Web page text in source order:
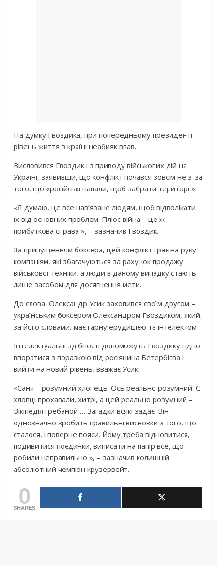
На думку Гвоздика, при попередньому президенті
рівень життя в країні неабияк впав.
Висловився Гвоздик і з приводу військових дій на
Україні, заявивши, що конфлікт почався зовсім не з-за
того, що «російські напали, щоб забрати території».
«Я думаю, це все нав’язане людям, щоб відволікати
їх від основних проблем. Плюс війна – це ж
прибуткова справа », – зазначив Гвоздик.
За припущенням боксера, цей конфлікт грає на руку
компаніям, які збагачуються за рахунок продажу
військової техніки, а люди в даному випадку стають
лише засобом для досягнення мети.
До слова, Олександр Усик захопився своїм другом –
українським боксером Олександром Гвоздиком, який,
за його словами, має гарну ерудицією та інтелектом
Інтелектуальні здібності допоможуть Гвоздику гідно
впоратися з поразкою від росіянина Бетербієва і
вийти на новий рівень, вважає Усик.
«Саня – розумний хлопець. Ось реально розумний. Є
хлопці прохавали, хитрі, а цей реально розумний –
Вікіпедія гребаной … Загадки всякі задає. Він
однозначно зробить правильні висновки з того, що
сталося, і поверне пояси. Йому треба відновитися,
подивитися поєдинки, виписати на папір все, що
робили неправильно », – зазначив колишній
абсолютний чемпіон крузервейт.
0
SHARES